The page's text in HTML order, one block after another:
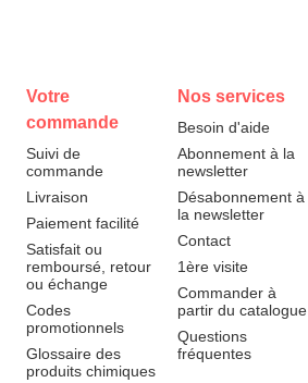
Votre
commande
Suivi de
commande
Livraison
Paiement facilité
Satisfait ou
remboursé, retour
ou échange
Codes
promotionnels
Glossaire des
produits chimiques
Nos services
Besoin d'aide
Abonnement à la
newsletter
Désabonnement à
la newsletter
Contact
1ère visite
Commander à
partir du catalogue
Questions
fréquentes